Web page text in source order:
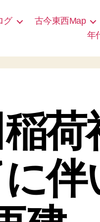
グ 古今東西Map
年
荷
伴